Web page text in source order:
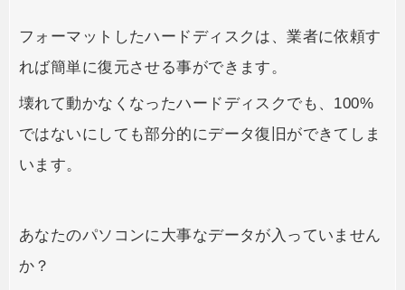
フォーマットしたハードディスクは、業者に依頼す
れば簡単に復元させる事ができます。
壊れて動かなくなったハードディスクでも、100%
ではないにしても部分的にデータ復旧ができてしま
います。
あなたのパソコンに大事なデータが入っていません
か？